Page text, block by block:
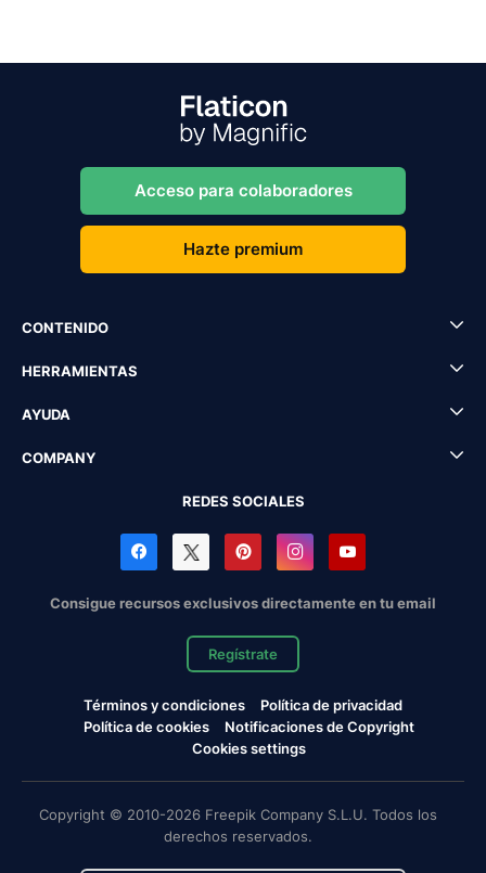
Acceso para colaboradores
Hazte premium
CONTENIDO
HERRAMIENTAS
AYUDA
COMPANY
REDES SOCIALES
Consigue recursos exclusivos directamente en tu email
Regístrate
Términos y condiciones
Política de privacidad
Política de cookies
Notificaciones de Copyright
Cookies settings
Copyright © 2010-2026 Freepik Company S.L.U. Todos los
derechos reservados.